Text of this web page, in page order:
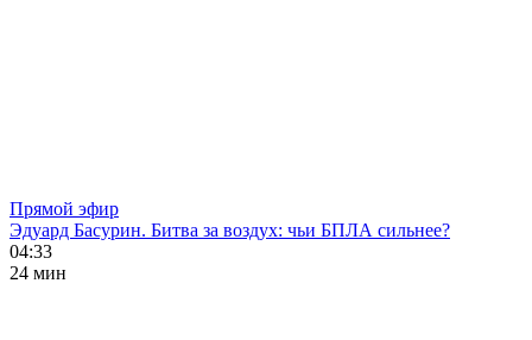
Прямой эфир
Эдуард Басурин. Битва за воздух: чьи БПЛА сильнее?
04:33
24 мин